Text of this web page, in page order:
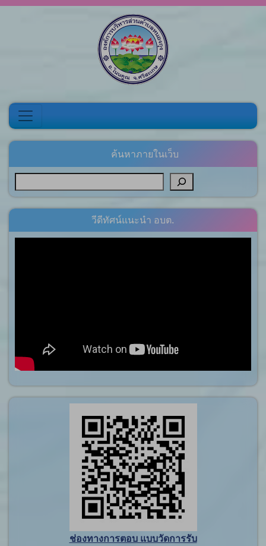
ค้นหาภายในเว็บ
วีดีทัศน์แนะนำ อบต.
ช่องทางการตอบ แบบวัดการรับ